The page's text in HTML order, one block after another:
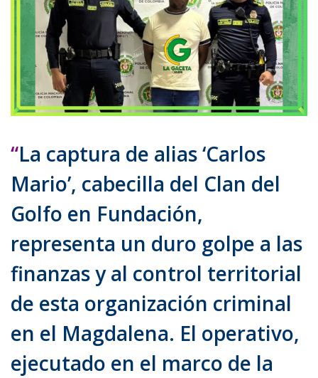
“La captura de alias ‘Carlos
Mario’, cabecilla del Clan del
Golfo en Fundación,
representa un duro golpe a las
finanzas y al control territorial
de esta organización criminal
en el Magdalena. El operativo,
ejecutado en el marco de la